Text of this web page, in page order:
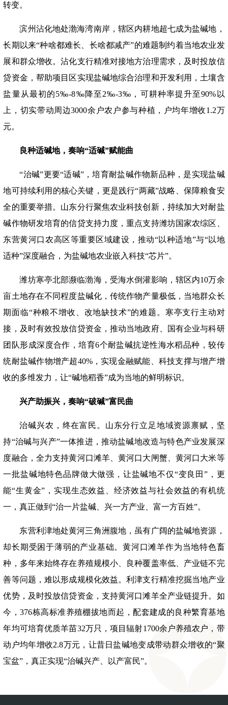
转变。
滨州沾化地处渤海湾南岸，辖区内耕地超七成为盐碱地，
长期以来“种啥都难长、长啥都减产”的难题制约着当地农业发
展和群众增收。沾化支行精准对接地方治理需求，及时投放信
贷资金，帮助项目区实现盐碱地综合治理和开发利用，土壤含
盐量从最初的5‰-8‰降至2‰-3‰，可耕种率提升至90%以
上，切实带动周边3000余户农户参与种植，户均年增收1.2万
元。
良种适碱地，奏响“适碱”赋能曲
“治碱”更要“适碱”，培育耐盐碱作物新品种，是实现盐碱
地可持续利用的核心关键，更是践行“两藏”战略、保障粮食安
全的重要举措。山东分行聚焦农业科技创新，持续加大对耐盐
碱作物研发培育的信贷支持力度，重点支持潍坊国家农综区、
东营黄河口农高区等重要区域建设，推动“以种适地”与“以地
适种”深度融合，为盐碱地农业嵌入科技“芯片”。
潍坊寒亭北部濒临渤海，受海水倒灌影响，辖区内10万余
亩土地存在不同程度盐碱化，传统作物产量极低，当地群众长
期面临“种粮不增收、改地缺技术”的难题。寒亭支行主动对
接，及时有效投放信贷资金，推动当地政府、国有企业与科研
团队形成深度合作，培育6个耐盐碱抗逆性海水稻品种，较传
统耐盐碱作物增产超40%，实现金融赋能、科技支撑与增产增
收的多维发力，让“碱地稻香”成为当地的鲜明标识。
兴产助振兴，奏响“破碱”富民曲
治碱兴农，终在富民。山东分行立足地域资源禀赋，坚
持“治碱与兴产”一体推进，推动盐碱地改造与特色产业发展深
度融合，全力支持黄河口滩羊、黄河口大闸蟹、黄河口大米等
一批盐碱地特色品牌做大做强，让盐碱地不仅“变良田”，更
能“生黄金”，实现生态效益、经济效益与社会效益的有机统
一，真正做到“治一片盐碱、兴一方产业、富一方百姓”。
东营利津地处黄河三角洲腹地，虽有广阔的盐碱地资源，
却长期受困于薄弱的产业基础。黄河口滩羊作为当地特色畜
种，多年来始终存在养殖规模小、良种覆盖率低、产业链不完
善等问题，难以形成规模化效益。利津支行精准挖掘当地产业
优势，及时投放信贷资金，支持黄河口滩羊全产业链提升。如
今，376栋高标准养殖棚拔地而起，配套建成的良种繁育基地
年均可培育优质羊苗32万只，项目辐射1700余户养殖农户，带
动户均年增收2.8万元，让昔日盐碱地变成带动群众增收的“聚
宝盆”，真正实现“治碱兴产、以产富民”。